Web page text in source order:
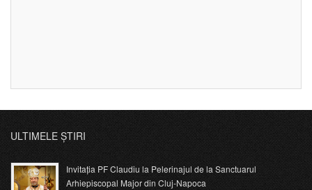
ULTIMELE ȘTIRI
Invitația PF Claudiu la Pelerinajul de la Sanctuarul
Arhiepiscopal Major din Cluj-Napoca